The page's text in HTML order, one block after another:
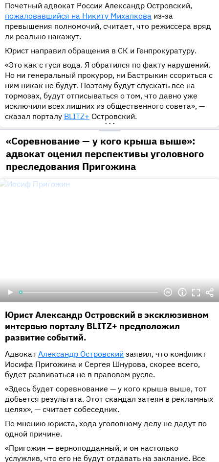
Почетный адвокат России Александр Островский,
пожаловавшийся на Никиту Михалкова из-за
превышения полномочий, считает, что режиссера вряд
ли реально накажут.
Юрист направил обращения в СК и Генпрокуратуру.
«Это как с гуся вода. Я обратился по факту нарушений.
Но ни генеральный прокурор, ни Бастрыкин ссориться с
ним никак не будут. Поэтому будут спускать все на
тормозах, будут отписываться о том, что давно уже
исключили всех лишних из общественного совета», —
сказал порталу BLITZ+ Островский.
•••
«Соревнование — у кого крыша выше»:
адвокат оценил перспективы уголовного
преследования Пригожина
Юрист Александр Островский в эксклюзивном
интервью порталу BLITZ+ предположил
развитие событий.
Адвокат Александр Островский заявил, что конфликт
Иосифа Пригожина и Сергея Шнурова, скорее всего,
будет развиваться не в правовом русле.
«Здесь будет соревнование — у кого крыша выше, тот
добьется результата. Этот скандал затеян в рекламных
целях», — считает собеседник.
По мнению юриста, хода уголовному делу не дадут по
одной причине.
«Пригожин — верноподданный, и он настолько
услужлив, что его не будут отдавать на заклание. Все